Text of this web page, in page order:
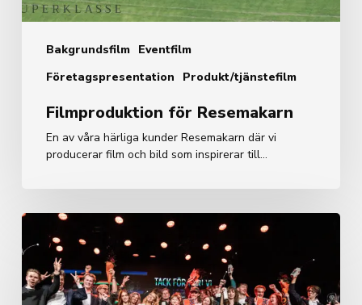
Bakgrundsfilm Eventfilm
Företagspresentation
Produkt/tjänstefilm
Filmproduktion för Resemakarn
En av våra härliga kunder Resemakarn där vi
producerar film och bild som inspirerar till…
Eventfoto
–
Novemberfestivalen